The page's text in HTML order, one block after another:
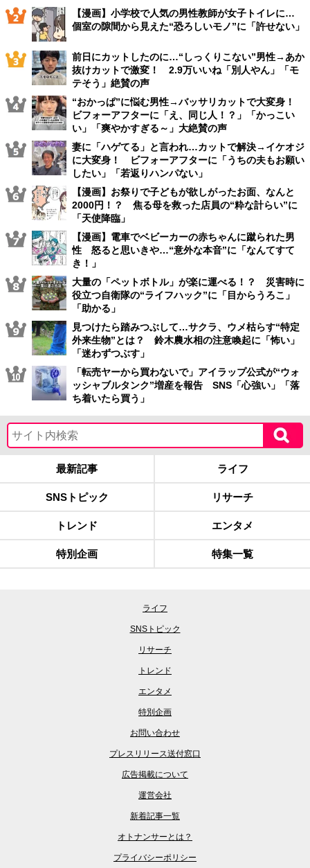
【漫画】小学校で人気の男性教師が女子トイレに…
個室の隙間から見えた“恐ろしいモノ”に「許せない」
前日にカットしたのに…“しっくりこない”男性→あか
抜けカットで激変！ 2.9万いいね「別人やん」「モ
テそう」絶賛の声
“おかっぱ”に悩む男性→バッサリカットで大変身！
ビフォーアフターに「え、同じ人！？」「かっこい
い」「爽やかすぎる～」大絶賛の声
妻に「ハゲてる」と言われ…カットで解決→イケオジ
に大変身！ ビフォーアフターに「うちの夫もお願い
したい」「若返りハンパない」
【漫画】お祭りで子どもが欲しがったお面、なんと
2000円！？ 焦る母を救った店員の“粋な計らい”に
「天使降臨」
【漫画】電車でベビーカーの赤ちゃんに蹴られた男
性 怒ると思いきや…“意外な本音”に「なんてすて
き！」
大量の「ペットボトル」が楽に運べる！？ 災害時に
役立つ自衛隊の“ライフハック”に「目からうろこ」
「助かる」
見つけたら踏みつぶして…サクラ、ウメ枯らす“特定
外来生物”とは？ 鈴木農水相の注意喚起に「怖い」
「迷わずつぶす」
「転売ヤーから買わないで」アイラップ公式が“ウォ
ッシャブルタンク”増産を報告 SNS「心強い」「落
ち着いたら買う」
最新記事 ライフ
SNSトピック リサーチ
トレンド エンタメ
特別企画 特集一覧
ライフ
SNSトピック
リサーチ
トレンド
エンタメ
特別企画
お問い合わせ
プレスリリース送付窓口
広告掲載について
運営会社
新着記事一覧
オトナンサーとは？
プライバシーポリシー